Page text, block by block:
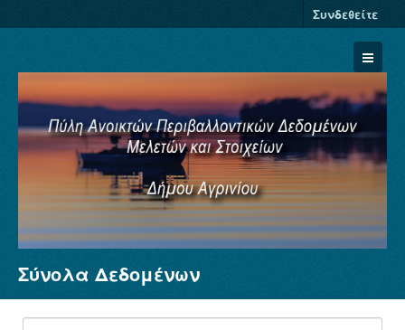
Συνδεθείτε
Σύνολα Δεδομένων
Φορείς
Σύνολα Δεδομένων